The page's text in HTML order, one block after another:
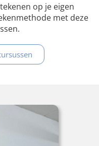
op je eigen
met deze